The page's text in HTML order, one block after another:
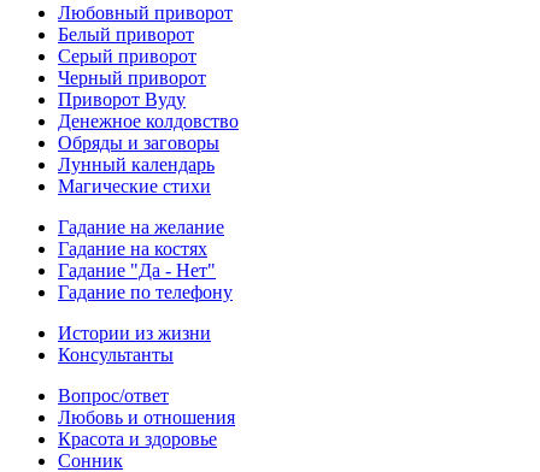
Любовный приворот
Белый приворот
Серый приворот
Черный приворот
Приворот Вуду
Денежное колдовство
Обряды и заговоры
Лунный календарь
Магические стихи
Гадание на желание
Гадание на костях
Гадание "Да - Нет"
Гадание по телефону
Истории из жизни
Консультанты
Вопрос/ответ
Любовь и отношения
Красота и здоровье
Сонник